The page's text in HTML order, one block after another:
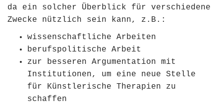
da ein solcher Überblick für verschiedene
Zwecke nützlich sein kann, z.B.:
wissenschaftliche Arbeiten
berufspolitische Arbeit
zur besseren Argumentation mit
Institutionen, um eine neue Stelle
für Künstlerische Therapien zu
schaffen